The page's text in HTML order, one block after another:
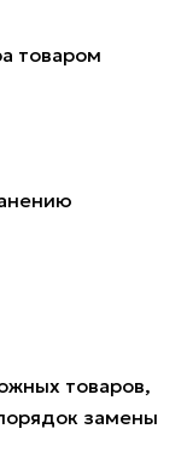
товаром
товаров,
замены